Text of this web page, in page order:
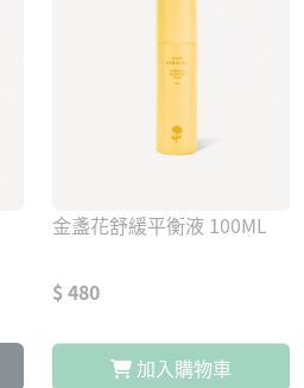
金盞花舒緩平衡液 100ML
$ 480
加入購物車